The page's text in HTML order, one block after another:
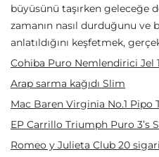
büyüsünü taşırken geleceğe
zamanın nasıl durduğunu ve
anlatıldığını keşfetmek,
Cohiba Puro Nemlendirici Jel
Arap sarma kağıdı Slim
Mac Baren Virginia No.1 Pipo
EP Carrillo Triumph Puro 3’s
Romeo y Julieta Club 20